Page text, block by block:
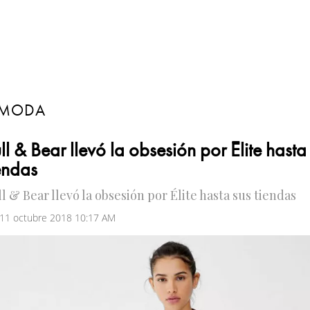
& Bear llevó la obsesión por Élite hasta
& Bear llevó la obsesión por Élite hasta sus tiendas
octubre 2018 10:17 AM